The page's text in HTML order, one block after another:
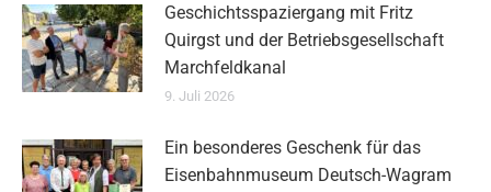
Geschichtsspaziergang mit Fritz
Quirgst und der Betriebsgesellschaft
Marchfeldkanal
9. Juli 2026
Ein besonderes Geschenk für das
Eisenbahnmuseum Deutsch-Wagram